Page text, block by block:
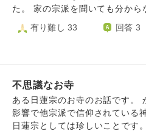
ちは嫌なので夫と同じお墓に入りたいで
になりたい⋯こんな私は将来成
た。 家の宗派を聞いても分から
両親は、特殊な宗教を信仰して
仰したくない考えです。夫も以
いのですが、勝手に信仰しても
お寺に相談に行った方が良いで
海様や覚鑁様の勉強会など行っ
うか？ 個人的には真言宗のお坊
有り難し 33 回答 3
不思議なお寺
ある日蓮宗のお寺のお話です。
影響で他宗派で信仰されている
日蓮宗としては珍しいことです